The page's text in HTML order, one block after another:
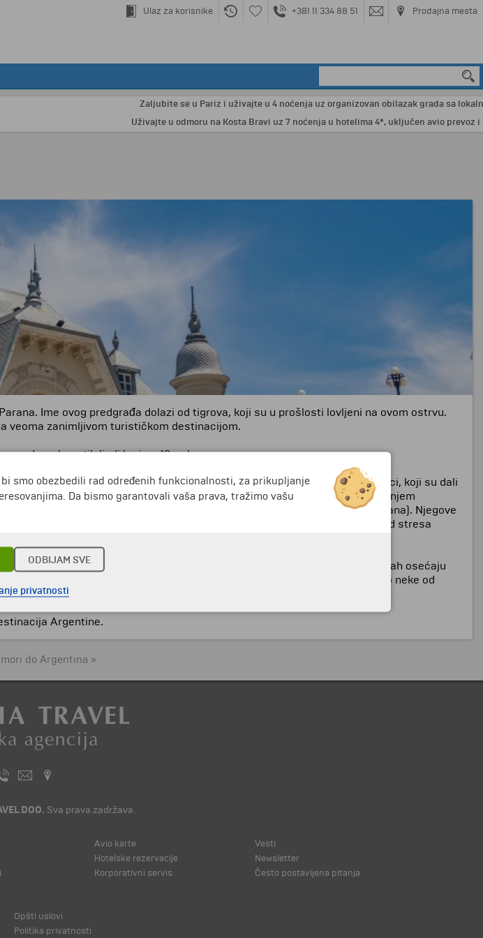
Ulaz za korisnike +381 11 334 88 51 Prodajna mesta
Zaljubite se u Pariz i uživajte u 4 noćenja uz organizovan obilazak grada sa lokalnim
Uživajte u odmoru na Kosta Bravi uz 7 noćenja u hotelima 4*, uključen avio prevoz i
Ime ovog predgrađa dolazi od tigrova, koji su u prošlosti lovljeni na ovom ostrvu.
veoma zanimljivom turističkom destinacijom.
odmor bogatih ljudi krajem 19. veka.
žute groznice i izgradnje železnice. Mnogi graditelji železnica bili su Britanci, koji su dali
ili čisto britanskom arhitektonskom stilu, dajući poseban ukus današnjem
zgrada i modernih struktura nalazi se duž autoputa (zvanog Panamerikana). Njegove
stanovnike. Mladi ljudi su izabrali ovo naselje kao svoj novi dom. Daleko od stresa
nove „sela“.
gde ljudska aktivnost napreduje u harmoniji sa prirodom, a posetioci odmah osećaju
strukturama, boravak u prirodi i bavljenje vodenim sportovima su samo neke od
Argentine.
do Argentina »
DOO. Sva prava zadržava.
Avio karte
Hotelske rezervacije
Korporativni servis
Vesti
Newsletter
Često postavljena pitanja
Opšti uslovi
Politika privatnosti
smo obezbedili rad određenih funkcionalnosti, za prikupljanje
Da bismo garantovali vaša prava, tražimo vašu
ODBIJAM SVE
privatnosti